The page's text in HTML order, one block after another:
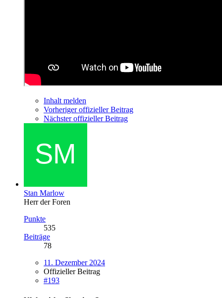
Inhalt melden
Vorheriger offizieller Beitrag
Nächster offizieller Beitrag
Stan Marlow
Herr der Foren
Punkte
535
Beiträge
78
11. Dezember 2024
Offizieller Beitrag
#193